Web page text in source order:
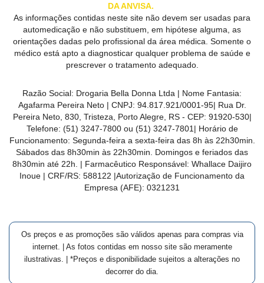
LOJAS
MAIS
PRÓXIMA
DO
CLIENTE
DA ANVISA.
As informações contidas neste site não devem ser usadas para
automedicação e não substituem, em hipótese alguma, as
orientações dadas pelo profissional da área médica. Somente o
médico está apto a diagnosticar qualquer problema de saúde e
prescrever o tratamento adequado.
Razão Social: Drogaria Bella Donna Ltda | Nome Fantasia:
Agafarma Pereira Neto | CNPJ: 94.817.921/0001-95| Rua Dr.
Pereira Neto, 830, Tristeza, Porto Alegre, RS - CEP: 91920-530|
Telefone: (51) 3247-7800 ou (51) 3247-7801 | Horário de
Funcionamento: Segunda-feira a sexta-feira das 8h às 22h30min.
Sábados das 8h30min às 22h30min. Domingos e feriados das
8h30min até 22h. | Farmacêutico Responsável: Whallace Daijiro
Inoue | CRF/RS: 588122 |Autorização de Funcionamento da
Empresa (AFE): 0321231
Os preços e as promoções são válidos apenas para compras via
internet. | As fotos contidas em nosso site são meramente
ilustrativas. | *Preços e disponibilidade sujeitos a alterações no
decorrer do dia.